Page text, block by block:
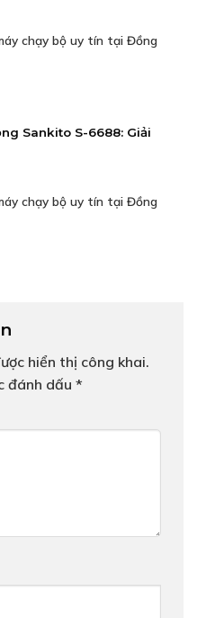
chạy bộ uy tín tại Đồng
Sankito S-6688: Giải
chạy bộ uy tín tại Đồng
hiển thị công khai.
đánh dấu *